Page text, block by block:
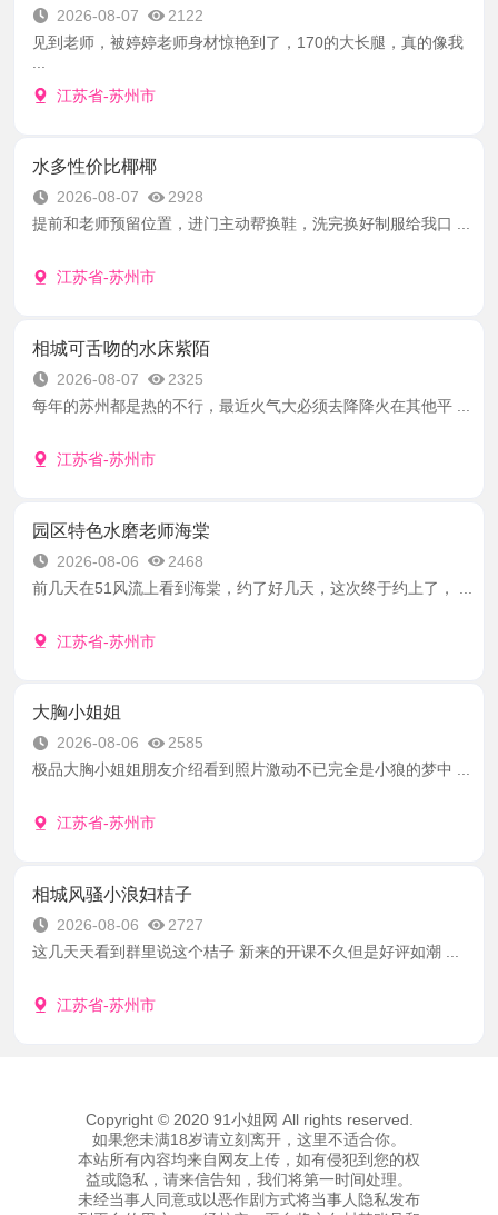
2026-08-07
2122
见到老师，被婷婷老师身材惊艳到了，170的大长腿，真的像我
江苏省-苏州市
水多性价比椰椰
2026-08-07
2928
提前和老师预留位置，进门主动帮换鞋，洗完换好制服给我口 ...
江苏省-苏州市
相城可舌吻的水床紫陌
2026-08-07
2325
每年的苏州都是热的不行，最近火气大必须去降降火在其他平 ...
江苏省-苏州市
园区特色水磨老师海棠
2026-08-06
2468
前几天在51风流上看到海棠，约了好几天，这次终于约上了， ...
江苏省-苏州市
大胸小姐姐
2026-08-06
2585
极品大胸小姐姐朋友介绍看到照片激动不已完全是小狼的梦中 ...
江苏省-苏州市
相城风骚小浪妇桔子
2026-08-06
2727
这几天天看到群里说这个桔子 新来的开课不久但是好评如潮 ...
江苏省-苏州市
Copyright © 2020 91小姐网 All rights reserved.
如果您未满18岁请立刻离开，这里不适合你。
本站所有內容均来自网友上传，如有侵犯到您的权
益或隐私，请来信告知，我们将第一时间处理。
未经当事人同意或以恶作剧方式将当事人隐私发布